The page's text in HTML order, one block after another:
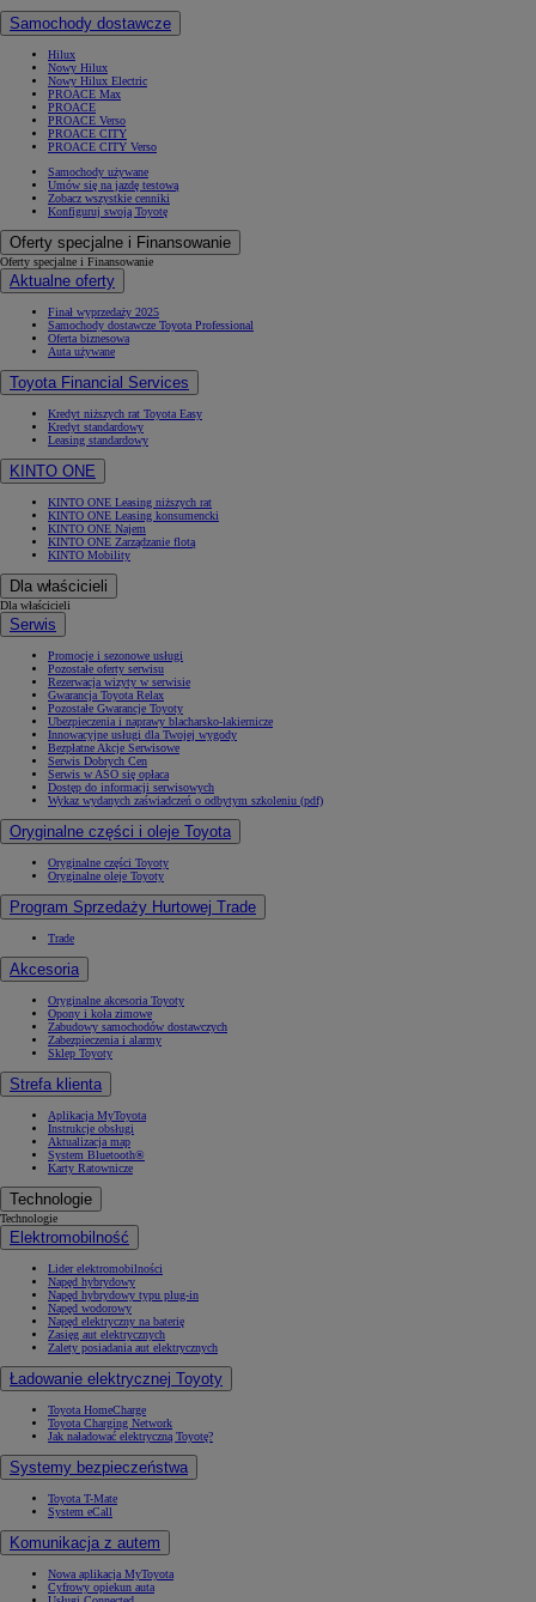
Samochody dostawcze
Hilux
Nowy Hilux
Nowy Hilux Electric
PROACE Max
PROACE
PROACE Verso
PROACE CITY
PROACE CITY Verso
Samochody używane
Umów się na jazdę testową
Zobacz wszystkie cenniki
Konfiguruj swoją Toyotę
Oferty specjalne i Finansowanie
Oferty specjalne i Finansowanie
Aktualne oferty
Finał wyprzedaży 2025
Samochody dostawcze Toyota Professional
Oferta biznesowa
Auta używane
Toyota Financial Services
Kredyt niższych rat Toyota Easy
Kredyt standardowy
Leasing standardowy
KINTO ONE
KINTO ONE Leasing niższych rat
KINTO ONE Leasing konsumencki
KINTO ONE Najem
KINTO ONE Zarządzanie flotą
KINTO Mobility
Dla właścicieli
Dla właścicieli
Serwis
Promocje i sezonowe usługi
Pozostałe oferty serwisu
Rezerwacja wizyty w serwisie
Gwarancja Toyota Relax
Pozostałe Gwarancje Toyoty
Ubezpieczenia i naprawy blacharsko-lakiernicze
Innowacyjne usługi dla Twojej wygody
Bezpłatne Akcje Serwisowe
Serwis Dobrych Cen
Serwis w ASO się opłaca
Dostęp do informacji serwisowych
Wykaz wydanych zaświadczeń o odbytym szkoleniu (pdf)
Oryginalne części i oleje Toyota
Oryginalne części Toyoty
Oryginalne oleje Toyoty
Program Sprzedaży Hurtowej Trade
Trade
Akcesoria
Oryginalne akcesoria Toyoty
Opony i koła zimowe
Zabudowy samochodów dostawczych
Zabezpieczenia i alarmy
Sklep Toyoty
Strefa klienta
Aplikacja MyToyota
Instrukcje obsługi
Aktualizacja map
System Bluetooth®
Karty Ratownicze
Technologie
Technologie
Elektromobilność
Lider elektromobilności
Napęd hybrydowy
Napęd hybrydowy typu plug-in
Napęd wodorowy
Napęd elektryczny na baterię
Zasięg aut elektrycznych
Zalety posiadania aut elektrycznych
Ładowanie elektrycznej Toyoty
Toyota HomeCharge
Toyota Charging Network
Jak naładować elektryczną Toyotę?
Systemy bezpieczeństwa
Toyota T-Mate
System eCall
Komunikacja z autem
Nowa aplikacja MyToyota
Cyfrowy opiekun auta